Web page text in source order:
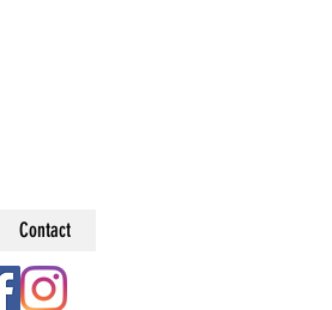
Contact